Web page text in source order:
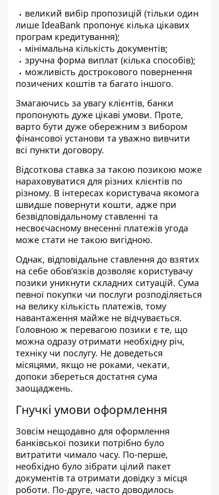
великий вибір пропозицій (тільки один
лише IdeaBank пропонує кілька цікавих
програм кредитування);
мінімальна кількість документів;
зручна форма виплат (кілька способів);
можливість дострокового повернення
позичених коштів та багато іншого.
Змагаючись за увагу клієнтів, банки
пропонують дуже цікаві умови. Проте,
варто бути дуже обережним з вибором
фінансової установи та уважно вивчити
всі пункти договору.
Відсоткова ставка за такою позикою може
нараховуватися для різних клієнтів по
різному. В інтересах користувача якомога
швидше повернути кошти, адже при
безвідповідальному ставленні та
несвоєчасному внесенні платежів угода
може стати не такою вигідною.
Однак, відповідальне ставлення до взятих
на себе обов’язків дозволяє користувачу
позики уникнути складних ситуацій. Сума
певної покупки чи послуги розподіляється
на велику кількість платежів, тому
навантаження майже не відчувається.
Головною ж перевагою позики є те, що
можна одразу отримати необхідну річ,
техніку чи послугу. Не доведеться
місяцями, якщо не роками, чекати,
допоки збереться достатня сума
заощаджень.
Гнучкі умови оформлення
Зовсім нещодавно для оформлення
банківської позики потрібно було
витратити чимало часу. По-перше,
необхідно було зібрати цілий пакет
документів та отримати довідку з місця
роботи. По-друге, часто доводилось